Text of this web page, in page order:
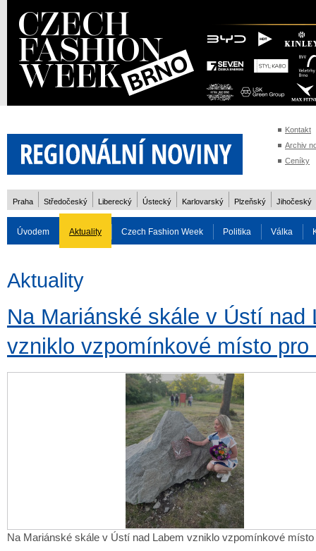
Kontakt
Archiv
Ceníky
Praha Středočeský Liberecký Ústecký Karlovarský Plzeňský Jihočeský
Úvodem Aktuality Czech Fashion Week Politika Válka
Aktuality
Na Mariánské skále v Ústí nad
vzniklo vzpomínkové místo pro
Na Mariánské skále v Ústí nad Labem vzniklo vzpomínkové místo